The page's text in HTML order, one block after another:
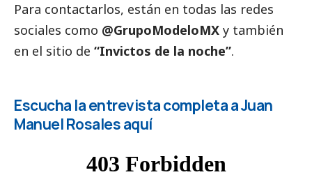
Para contactarlos, están en todas las redes
sociales como @GrupoModeloMX y también
en el sitio de “Invictos de la noche”.
Escucha la entrevista completa a Juan
Manuel Rosales aquí